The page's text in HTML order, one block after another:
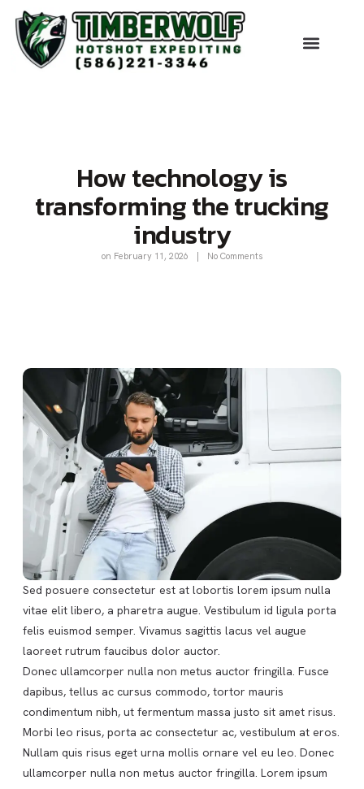
How technology is
transforming the trucking
industry
on February 11, 2026 | No Comments
Sed posuere consectetur est at lobortis lorem ipsum nulla
vitae elit libero, a pharetra augue. Vestibulum id ligula porta
felis euismod semper. Vivamus sagittis lacus vel augue
laoreet rutrum faucibus dolor auctor.
Donec ullamcorper nulla non metus auctor fringilla. Fusce
dapibus, tellus ac cursus commodo, tortor mauris
condimentum nibh, ut fermentum massa justo sit amet risus.
Morbi leo risus, porta ac consectetur ac, vestibulum at eros.
Nullam quis risus eget urna mollis ornare vel eu leo. Donec
ullamcorper nulla non metus auctor fringilla. Lorem ipsum